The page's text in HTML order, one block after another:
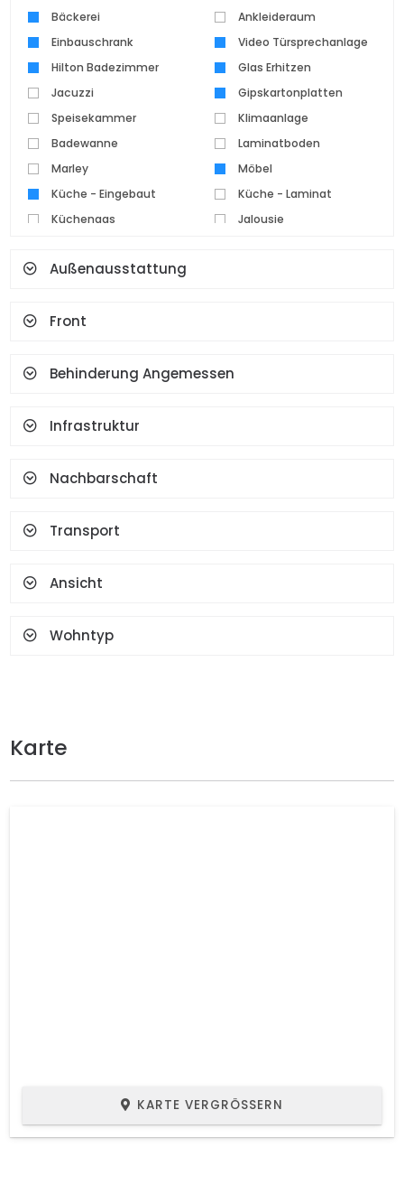
Bäckerei
Ankleideraum
Einbauschrank
Video Türsprechanlage
Hilton Badezimmer
Glas Erhitzen
Jacuzzi
Gipskartonplatten
Speisekammer
Klimaanlage
Badewanne
Laminatboden
Marley
Möbel
Küche - Eingebaut
Küche - Laminat
Küchengas
Jalousie
Keramikboden
Kamin
Gesichtserkennung Und
Außenausstattung
Front
Behinderung Angemessen
Infrastruktur
Nachbarschaft
Transport
Ansicht
Wohntyp
Karte
KARTE VERGRÖSSERN